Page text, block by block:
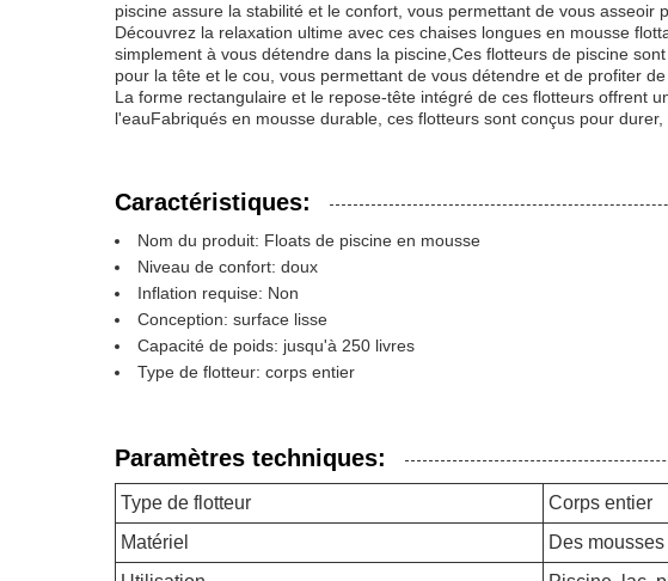
piscine assure la stabilité et le confort, vous permettant de vous asseoir
Découvrez la relaxation ultime avec ces chaises longues en mousse
simplement à vous détendre dans la piscine,Ces flotteurs de piscine
pour la tête et le cou, vous permettant de vous détendre et de profiter de
La forme rectangulaire et le repose-tête intégré de ces flotteurs offrent
l'eauFabriqués en mousse durable, ces flotteurs sont conçus pour
Caractéristiques:
Nom du produit: Floats de piscine en mousse
Niveau de confort: doux
Inflation requise: Non
Conception: surface lisse
Capacité de poids: jusqu'à 250 livres
Type de flotteur: corps entier
Paramètres techniques:
Type de flotteur
Corps entier
Matériel
Des mousses